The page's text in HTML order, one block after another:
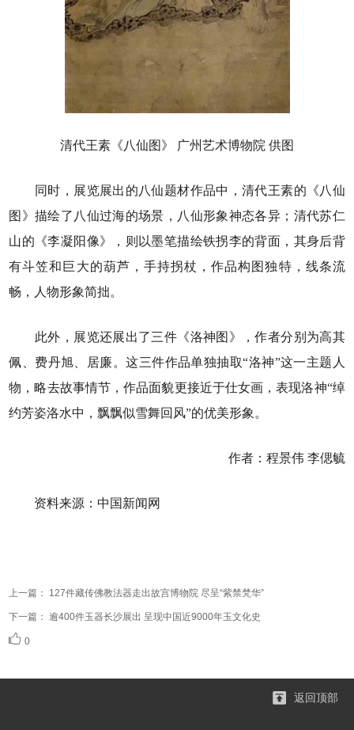
清代王素《八仙图》 广州艺术博物院 供图
同时，展览展出的八仙题材作品中，清代王素的《八仙
图》描绘了八仙过海的场景，八仙形象神态各异；清代苏仁
山的《李凝阳像》，则以墨笔描绘铁拐李的背面，其身后背
有斗笠和巨大的葫芦，手持拐杖，作品构图独特，线条流
畅，人物形象简拙。
此外，展览还展出了三件《洛神图》，作者分别为高其
佩、费丹旭、居廉。这三件作品单独抽取“洛神”这一主题人
物，略去故事情节，作品面貌更接近于仕女画，表现洛神“绰
约芳姿洛水中，飘飘似雪舞回风”的优美形象。
作者：程景伟 李偲毓
资料来源：中国新闻网
上一篇： 127件藏传佛教法器走出故宫博物院 尽呈“紫禁梵华”
下一篇：逾400件玉器长沙展出 呈现中国近9000年玉文化史
0
返回顶部